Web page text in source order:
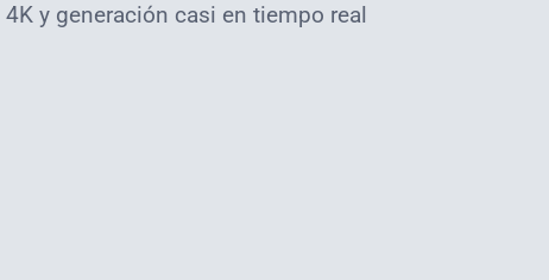
4K y generación casi en tiempo real